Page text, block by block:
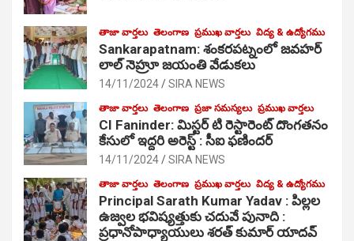
తాజా వార్తలు తెలంగాణ ప్రముఖ వార్తలు విద్య & ఉద్యోగము
Sankarapatnam: శంకరపట్నంలో జవహర్
లాల్ నెహ్రూ జయంతి వేడుకలు
14/11/2024 SIRA NEWS
తాజా వార్తలు తెలంగాణ ప్రజా సమస్యలు ప్రముఖ వార్తలు
CI Faninder: మిస్టర్ టి రెస్టారెంట్ దొంగతనం
కేసులో ఇద్దరి అరెస్ట్ : సీఐ ఫణిందర్
14/11/2024 SIRA NEWS
తాజా వార్తలు తెలంగాణ ప్రముఖ వార్తలు విద్య & ఉద్యోగము
Principal Sarath Kumar Yadav : పిల్లల
ఉజ్వల భవిష్యత్తుకు చదువే పునాది :
ప్రధానోపాధ్యాయులు శరత్ కుమార్ యాదవ్